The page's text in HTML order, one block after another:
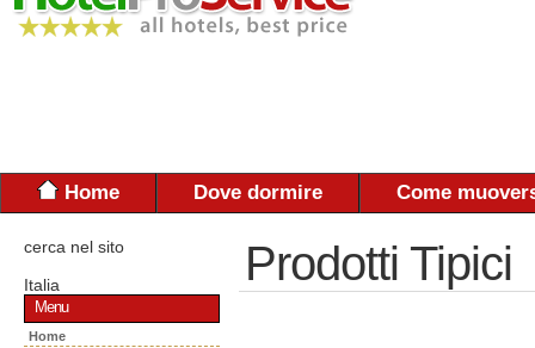
Home Dove dormire Come
cerca nel sito
Italia
Menu
Home
Prodotti Tipici